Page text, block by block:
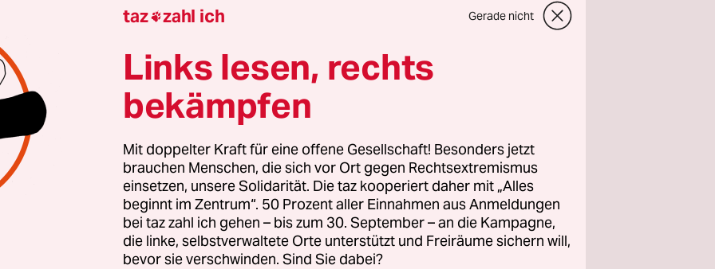
in mehreren Interviews am Dienstag.
dass Snowden anders als im Europaparlament
Bundestag nicht zu einer Videobefragung bereit sei,
Focus Online. Nun müsse geprüft werden, was noch
werden könne, seine Sicht der Dinge zu hören, fügte
hinzu.
taz zahl ich Gerade nicht
Links lesen, rechts
bekämpfen
Mit doppelter Kraft für eine offene Gesellschaft! Besonders jetzt
brauchen Menschen, die sich vor Ort gegen Rechtsextremismus
einsetzen, unsere Solidarität. Die taz kooperiert daher mit „Alles
beginnt im Zentrum“. 50 Prozent aller Einnahmen aus Anmeldungen
bei taz zahl ich gehen – bis zum 30. September – an die Kampagne,
die linke, selbstverwaltete Orte unterstützt und Freiräume sichern will,
bevor sie verschwinden. Sind Sie dabei?